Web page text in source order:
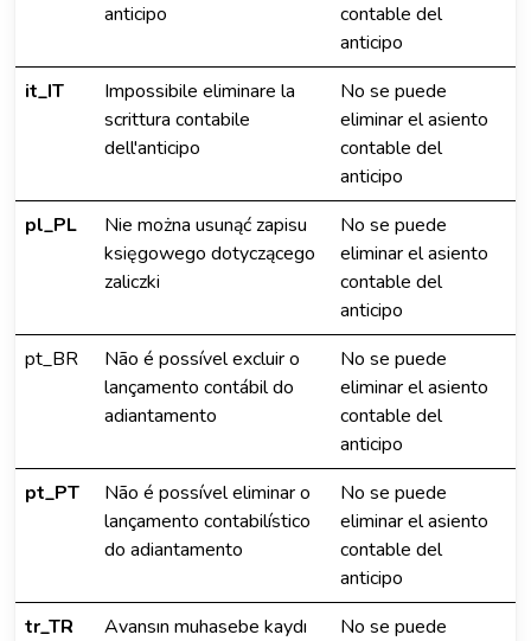
anticipo
contable del
anticipo
it_IT
Impossibile eliminare la
scrittura contabile
dell'anticipo
No se puede
eliminar el asiento
contable del
anticipo
pl_PL
Nie można usunąć zapisu
księgowego dotyczącego
zaliczki
No se puede
eliminar el asiento
contable del
anticipo
pt_BR
Não é possível excluir o
lançamento contábil do
adiantamento
No se puede
eliminar el asiento
contable del
anticipo
pt_PT
Não é possível eliminar o
lançamento contabilístico
do adiantamento
No se puede
eliminar el asiento
contable del
anticipo
tr_TR
Avansın muhasebe kaydı
No se puede